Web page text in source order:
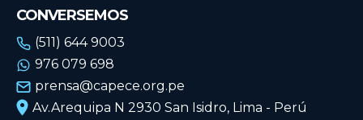
ECUADOR
MÉXICO
URUGUAY
VENEZUELA
ECUADOR
MÉXICO
URUGUAY
VENEZUELA
CONVERSEMOS
(511) 644 9003
976 079 698
prensa@capece.org.pe
Av.Arequipa N 2930 San Isidro, Lima - Perú